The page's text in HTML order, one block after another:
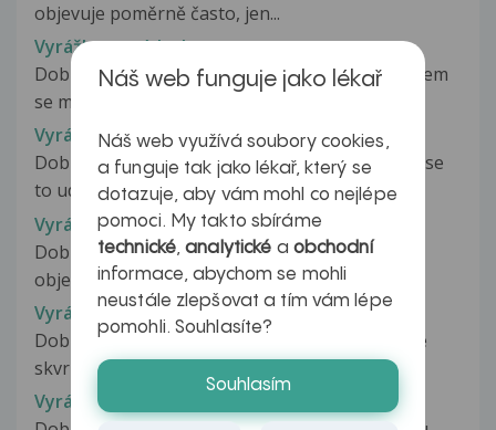
objevuje poměrně často, jen...
Vyrážka na zádech
Dobrý den. Chtěl jsem se zeptat. Asi před měsícem
se mi vytvořila vyrážka na...
Vyrážka na zádech
Dobrý den, chtěla bych se zeptat co za vyrážku se
to udělalo manželovi na zádech....
Vyrážka na zádech
Dobrý den, Tatínek je na vozíku a tohle se mu
objevilo na zadní části těla....
Vyrážka na zádech
Dobry den, mojmu priatelovi sa objavili cervene
skvrny na tele a sa rozsiruju.a...
Vyrážka na zádech
Náš web funguje jako lékař
Náš web využívá soubory cookies,
a funguje tak jako lékař, který se
dotazuje, aby vám mohl co nejlépe
pomoci. My takto sbíráme
technické,analytické a obchodní
informace, abychom se mohli
neustále zlepšovat a tím vám lépe
pomohli. Souhlasíte?
Souhlasím